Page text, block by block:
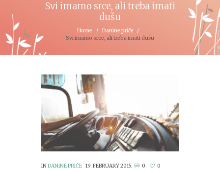
Svi imamo srce, ali treba imati
dušu
Home
Danine priče
Svi imamo srce, ali treba imati dušu
INDANINE PRIČE 19. FEBRUARY 2015. 0 0